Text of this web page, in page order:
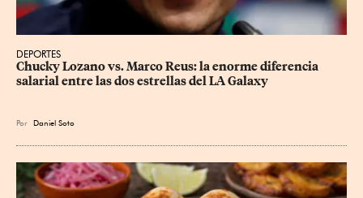
DEPORTES
Chucky Lozano vs. Marco Reus: la enorme diferencia
salarial entre las dos estrellas del LA Galaxy
Por Daniel Soto